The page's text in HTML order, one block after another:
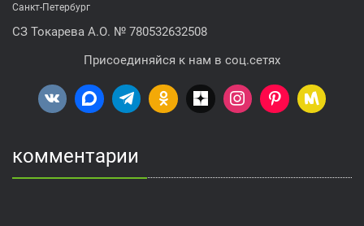
Санкт-Петербург
СЗ Токарева А.О. № 780532632508
Присоединяйся к нам в соц.сетях
комментарии